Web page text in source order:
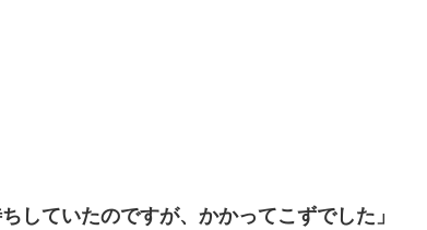
していたのですが、かかってこずでした」